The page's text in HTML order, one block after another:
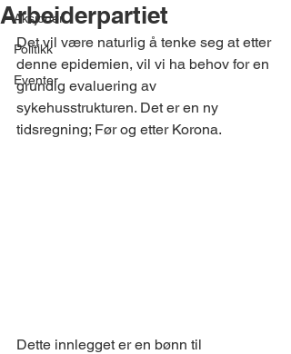
Aksjoner
Politikk
Eventer
Arbeiderpartiet
Det vil være naturlig å tenke seg at etter
denne epidemien, vil vi ha behov for en
grundig evaluering av
sykehusstrukturen. Det er en ny
tidsregning; Før og etter Korona.
Dette innlegget er en bønn til